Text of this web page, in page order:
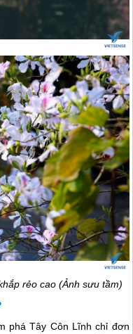
rẻo cao (Ảnh sưu tầm)
phá Tây Côn Lĩnh chỉ đơn